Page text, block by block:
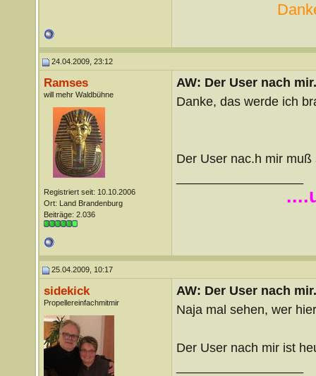
24.04.2009, 23:12
Ramses
will mehr Waldbühne
Registriert seit: 10.10.2006
Ort: Land Brandenburg
Beiträge: 2.036
AW: Der User nach
Danke, das werde ich
Der User nac.h mir
25.04.2009, 10:17
sidekick
Propellereinfachmitmir
AW: Der User nach
Naja mal sehen, wer
Der User nach mir ist